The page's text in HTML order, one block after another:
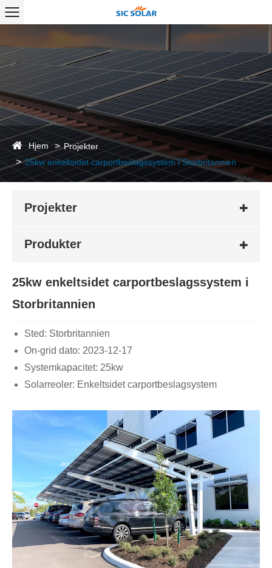
Hjem
Projekter
25kw enkeltsidet carportbeslagssystem i Storbritannien
Projekter
Produkter
25kw enkeltsidet carportbeslagssystem i
Storbritannien
Sted: Storbritannien
On-grid dato: 2023-12-17
Systemkapacitet: 25kw
Solarreoler: Enkeltsidet carportbeslagsystem